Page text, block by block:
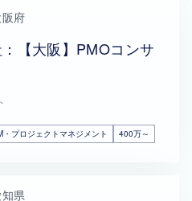
府
【大阪】PMOコンサ
・プロジェクトマネジメント 400万～
県